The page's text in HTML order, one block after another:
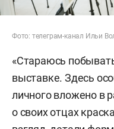
Фото: телеграм-канал Ильи
«Стараюсь
выставке. Здесь
личного вложено в
о своих отцах